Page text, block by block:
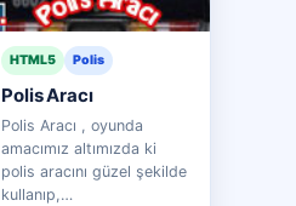
HTML5 Polis
Polis Aracı
Polis Aracı , oyunda
amacımız altımızda ki
polis aracını güzel şekilde
kullanıp,…